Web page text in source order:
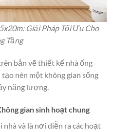
Giải Pháp Tối Ưu Cho
Tầng
bản vẽ thiết kế nhà ống
nên một không gian sống
năng lượng.
gian sinh hoạt chung
nhà và là nơi diễn ra các hoạt